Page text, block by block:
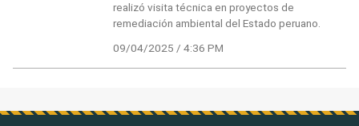
realizó visita técnica en proyectos de
remediación ambiental del Estado peruano.
09/04/2025 / 4:36 PM